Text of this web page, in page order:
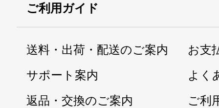
ご利用ガイド
送料・出荷・配送のご案内
お支
サポート案内
よく
返品・交換のご案内
ご利